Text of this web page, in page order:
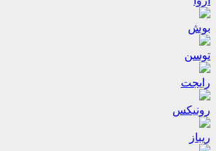
بوش
توسن
رایجت
رونیکس
ریباز